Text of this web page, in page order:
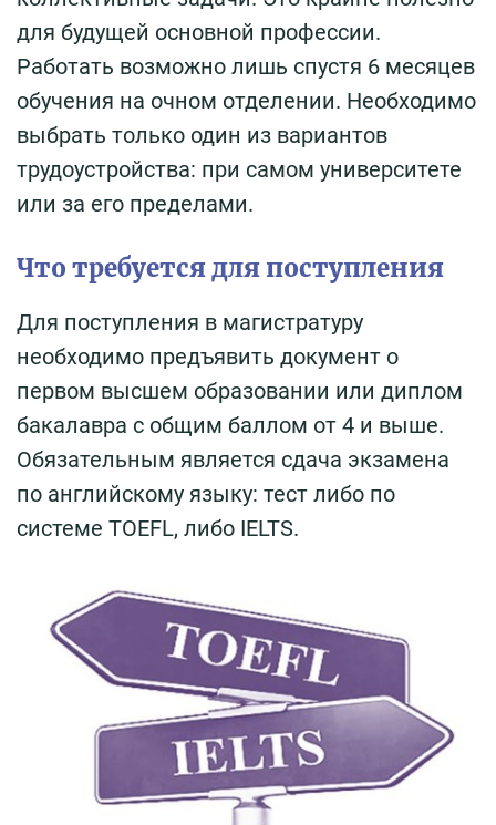
для будущей основной профессии.
Работать возможно лишь спустя 6 месяцев
обучения на очном отделении. Необходимо
выбрать только один из вариантов
трудоустройства: при самом университете
или за его пределами.
Что требуется для поступления
Для поступления в магистратуру
необходимо предъявить документ о
первом высшем образовании или диплом
бакалавра с общим баллом от 4 и выше.
Обязательным является сдача экзамена
по английскому языку: тест либо по
системе TOEFL, либо IELTS.